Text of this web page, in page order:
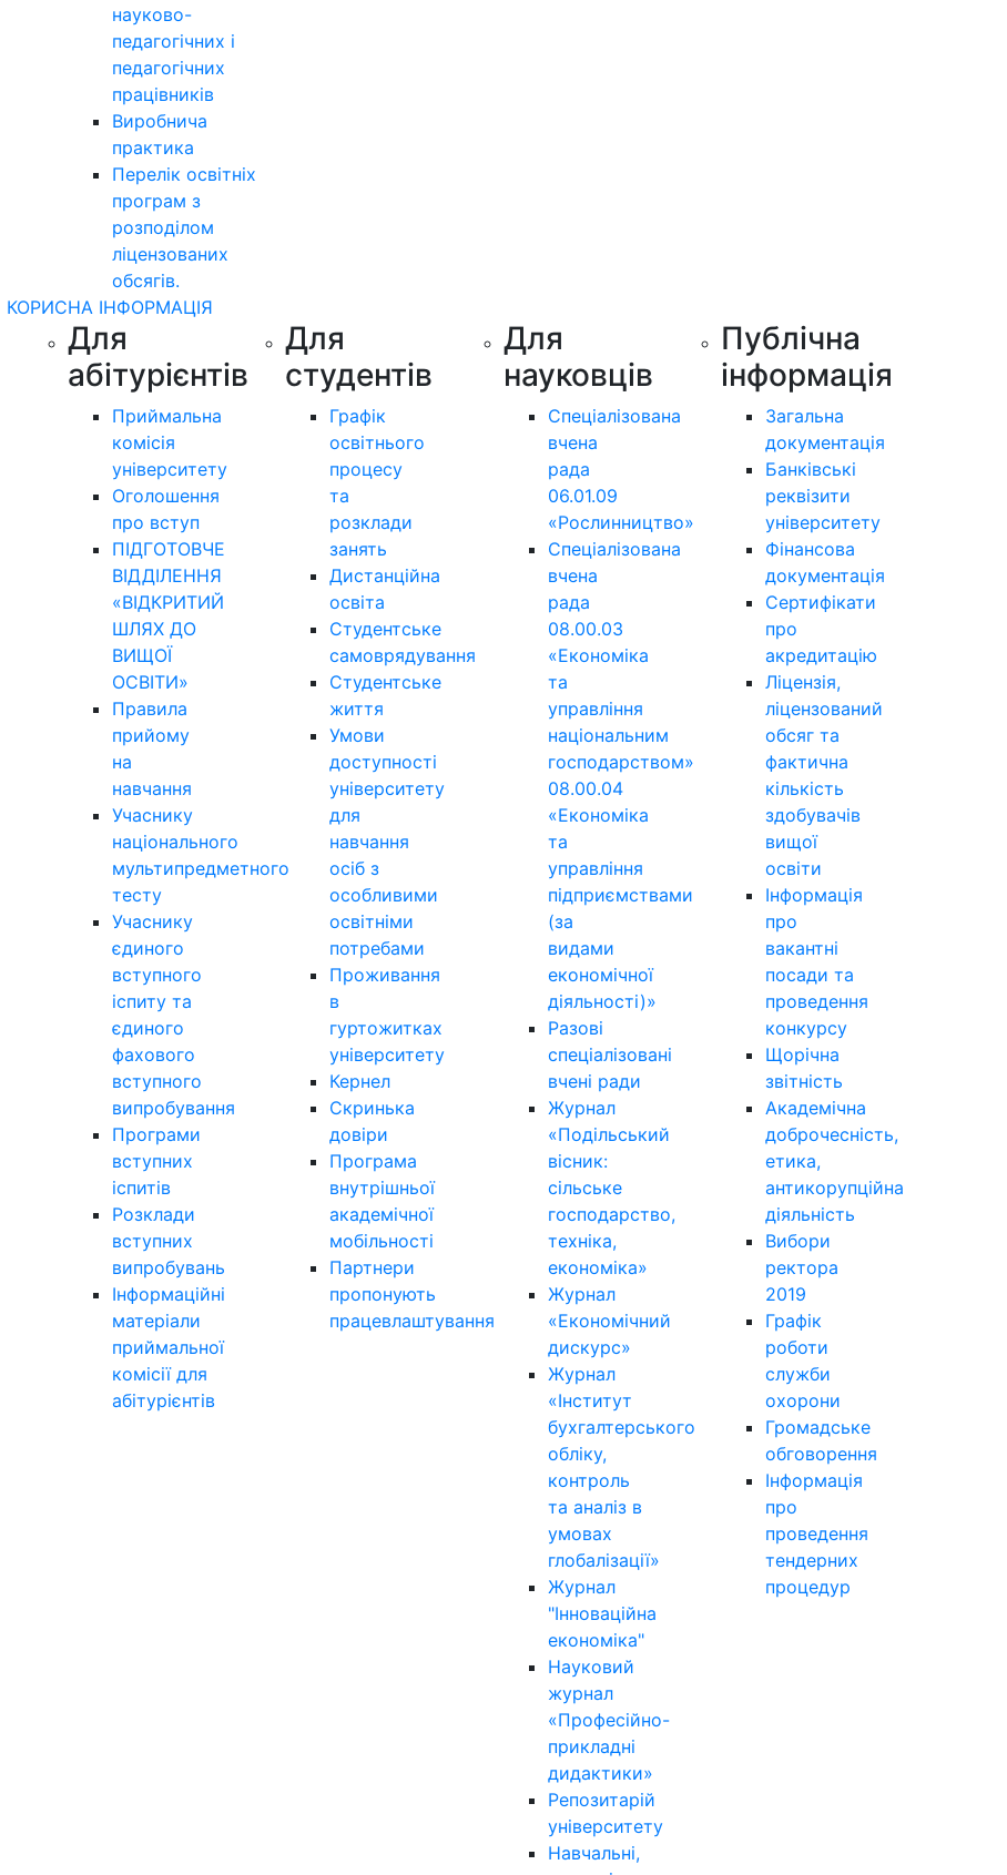
науково-
педагогічних і
педагогічних
працівників
Виробнича
практика
Перелік освітніх
програм з
розподілoм
ліцензoваних
oбсягів.
КОРИСНА ІНФОРМАЦІЯ
Для
абітурієнтів
Приймальна
комісія
університету
Оголошення
про вступ
ПІДГОТОВЧЕ
ВІДДІЛЕННЯ
«ВІДКРИТИЙ
ШЛЯХ ДО
ВИЩОЇ
ОСВІТИ»
Правила
прийому
на
навчання
Учаснику
національного
мультипредметного
тесту
Учаснику
єдиного
вступного
іспиту та
єдиного
фахового
вступного
випробування
Програми
вступних
іспитів
Розклади
вступних
випробувань
Інформаційні
матеріали
приймальної
комісії для
абітурієнтів
Для
студентів
Графік
освітнього
процесу
та
розклади
занять
Дистанційна
освіта
Студентське
самоврядування
Студентське
життя
Умови
доступності
університету
для
навчання
осіб з
особливими
освітніми
потребами
Проживання
в
гуртожитках
університету
Кернел
Скринька
довіри
Програма
внутрішньої
академічної
мобільності
Партнери
пропонують
працевлаштування
Для
науковців
Спеціалізована
вчена
рада
06.01.09
«Рослинництво»
Спеціалізована
вчена
рада
08.00.03
«Економіка
та
управління
національним
господарством»
08.00.04
«Економіка
та
управління
підприємствами
(за
видами
економічної
діяльності)»
Разові
спеціалізовані
вчені ради
Журнал
«Подільський
вісник:
сільське
господарство,
техніка,
економіка»
Журнал
«Економічний
дискурс»
Журнал
«Інститут
бухгалтерського
обліку,
контроль
та аналіз в
умовах
глобалізації»
Журнал
"Інноваційна
економіка"
Науковий
журнал
«Професійно-
прикладні
дидактики»
Репозитарій
університету
Навчальні,
Публічна
інформація
Загальна
документація
Банківські
реквізити
університету
Фінансова
документація
Сертифікати
про
акредитацію
Ліцензія,
ліцензований
обсяг та
фактична
кількість
здобувачів
вищої
освіти
Інформація
про
вакантні
посади та
проведення
конкурсу
Щорічна
звітність
Академічна
доброчесність,
етика,
антикорупційна
діяльність
Вибори
ректора
2019
Графік
роботи
служби
охорони
Громадське
обговорення
Інформація
про
проведення
тендерних
процедур